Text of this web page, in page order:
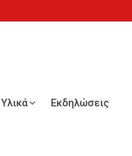
Υλικά Εκδηλώσεις